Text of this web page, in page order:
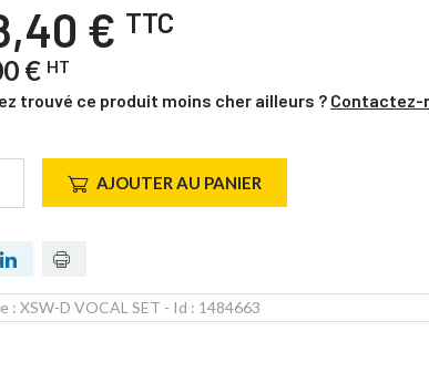
€ TTC
€ HT
trouvé ce produit moins cher ailleurs ? Contactez-
AJOUTER AU PANIER
: XSW-D VOCAL SET - Id : 1484663